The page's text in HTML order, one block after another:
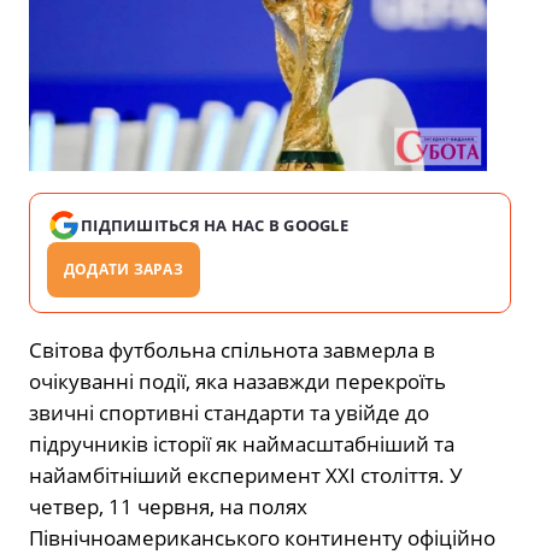
ПІДПИШІТЬСЯ НА НАС В GOOGLE
ДОДАТИ ЗАРАЗ
Світова футбольна спільнота завмерла в
очікуванні події, яка назавжди перекроїть
звичні спортивні стандарти та увійде до
підручників історії як наймасштабніший та
найамбітніший експеримент ХХІ століття. У
четвер, 11 червня, на полях
Північноамериканського континенту офіційно